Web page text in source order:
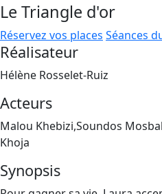
Le Triangle d'or
Réservez vos places Séances
Réalisateur
Hélène Rosselet-Ruiz
Acteurs
Malou Khebizi,Soundos
Khoja
Synopsis